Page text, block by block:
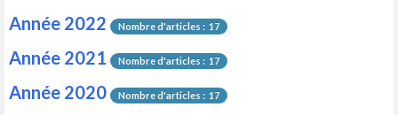
Année 2022 Nombre d'articles : 17
Année 2021 Nombre d'articles : 17
Année 2020 Nombre d'articles : 17